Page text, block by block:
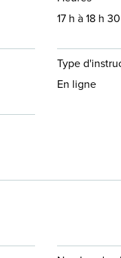
17 h à 18 h
Type
En ligne